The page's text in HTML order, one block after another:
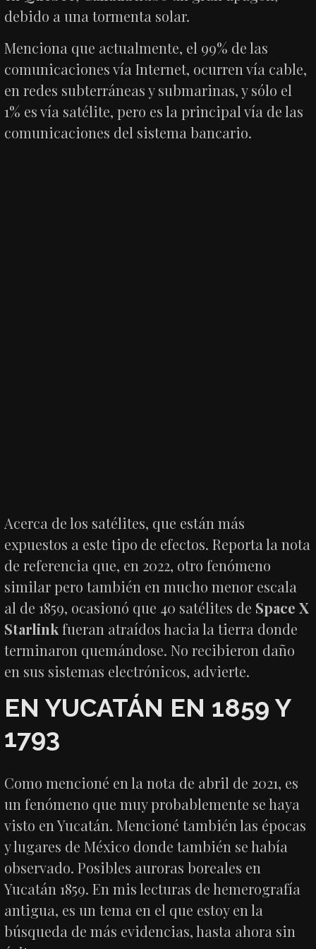
debido a una tormenta solar.
Menciona que actualmente, el 99% de las
comunicaciones vía Internet, ocurren vía cable,
en redes subterráneas y submarinas, y sólo el
1% es vía satélite, pero es la principal vía de las
comunicaciones del sistema bancario.
Acerca de los satélites, que están más
expuestos a este tipo de efectos. Reporta la nota
de referencia que, en 2022, otro fenómeno
similar pero también en mucho menor escala
al de 1859, ocasionó que 40 satélites de Space X
Starlinkfueran atraídos hacia la tierra donde
terminaron quemándose. No recibieron daño
en sus sistemas electrónicos, advierte.
EN YUCATÁN EN 1859 Y
1793
Como mencioné en la nota de abril de 2021, es
un fenómeno que muy probablemente se haya
visto en Yucatán. Mencioné también las épocas
y lugares de México donde también se había
observado. Posibles auroras boreales en
Yucatán 1859. En mis lecturas de hemerografía
antigua, es un tema en el que estoy en la
búsqueda de más evidencias, hasta ahora sin